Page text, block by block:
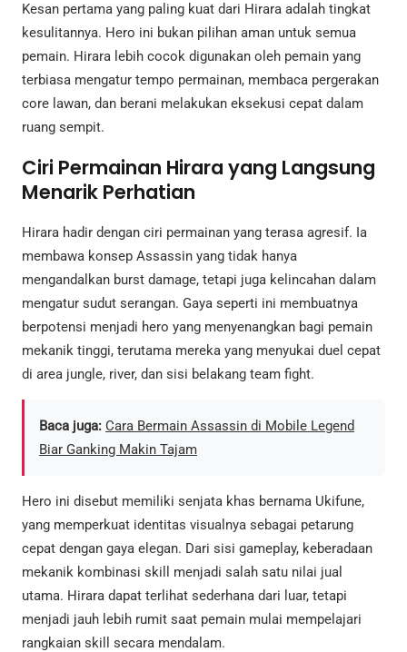
Kesan pertama yang paling kuat dari Hirara adalah tingkat
kesulitannya. Hero ini bukan pilihan aman untuk semua
pemain. Hirara lebih cocok digunakan oleh pemain yang
terbiasa mengatur tempo permainan, membaca pergerakan
core lawan, dan berani melakukan eksekusi cepat dalam
ruang sempit.
Ciri Permainan Hirara yang Langsung
Menarik Perhatian
Hirara hadir dengan ciri permainan yang terasa agresif. Ia
membawa konsep Assassin yang tidak hanya
mengandalkan burst damage, tetapi juga kelincahan dalam
mengatur sudut serangan. Gaya seperti ini membuatnya
berpotensi menjadi hero yang menyenangkan bagi pemain
mekanik tinggi, terutama mereka yang menyukai duel cepat
di area jungle, river, dan sisi belakang team fight.
Baca juga: Cara Bermain Assassin di Mobile Legend
Biar Ganking Makin Tajam
Hero ini disebut memiliki senjata khas bernama Ukifune,
yang memperkuat identitas visualnya sebagai petarung
cepat dengan gaya elegan. Dari sisi gameplay, keberadaan
mekanik kombinasi skill menjadi salah satu nilai jual
utama. Hirara dapat terlihat sederhana dari luar, tetapi
menjadi jauh lebih rumit saat pemain mulai mempelajari
rangkaian skill secara mendalam.